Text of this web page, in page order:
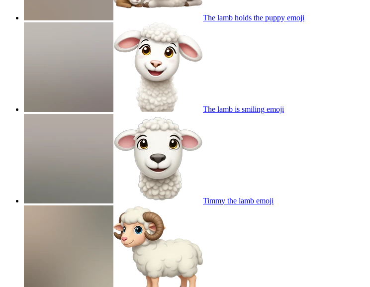
The lamb holds the puppy emoji
The lamb is smiling emoji
Timmy the lamb emoji